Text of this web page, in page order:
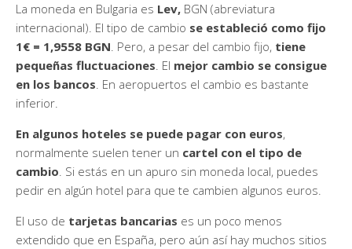
La moneda en Bulgaria es Lev, BGN (abreviatura
internacional). El tipo de cambio se estableció como fijo
1€ = 1,9558 BGN. Pero, a pesar del cambio fijo, tiene
pequeñas fluctuaciones. El mejor cambio se consigue
en los bancos. En aeropuertos el cambio es bastante
inferior.
En algunos hoteles se puede pagar con euros,
normalmente suelen tener un cartel con el tipo de
cambio. Si estás en un apuro sin moneda local, puedes
pedir en algún hotel para que te cambien algunos euros.
El uso de tarjetas bancarias es un poco menos
extendido que en España, pero aún así hay muchos sitios